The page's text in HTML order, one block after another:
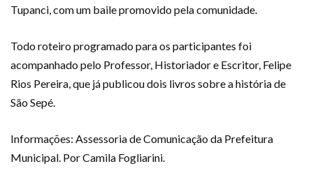
Tupanci, com um baile promovido pela comunidade.
Todo roteiro programado para os participantes foi
acompanhado pelo Professor, Historiador e Escritor, Felipe
Rios Pereira, que já publicou dois livros sobre a história de
São Sepé.
Informações: Assessoria de Comunicação da Prefeitura
Municipal. Por Camila Fogliarini.